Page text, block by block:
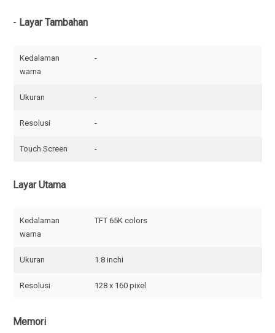
- Layar Tambahan
Kedalaman
warna
-
Ukuran -
Resolusi -
Touch Screen -
Layar Utama
Kedalaman
warna
TFT 65K colors
Ukuran 1.8 inchi
Resolusi 128 x 160 pixel
Memori